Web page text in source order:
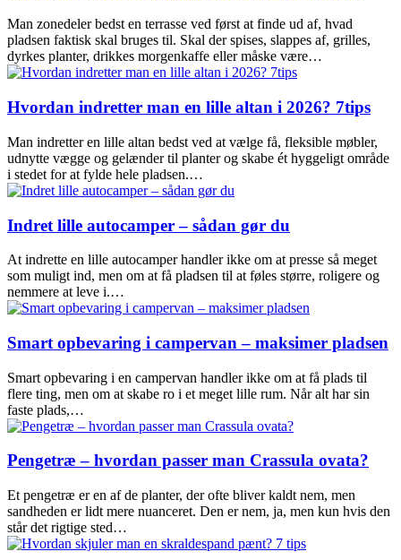
Man zonedeler bedst en terrasse ved først at finde ud af, hvad
pladsen faktisk skal bruges til. Skal der spises, slappes af, grilles,
dyrkes planter, drikkes morgenkaffe eller måske være…
Hvordan indretter man en lille altan i 2026? 7tips
Man indretter en lille altan bedst ved at vælge få, fleksible møbler,
udnytte vægge og gelænder til planter og skabe ét hyggeligt område
i stedet for at fylde hele pladsen.…
Indret lille autocamper – sådan gør du
At indrette en lille autocamper handler ikke om at presse så meget
som muligt ind, men om at få pladsen til at føles større, roligere og
nemmere at leve i.…
Smart opbevaring i campervan – maksimer pladsen
Smart opbevaring i en campervan handler ikke om at få plads til
flere ting, men om at skabe ro i et meget lille rum. Når alt har sin
faste plads,…
Pengetræ – hvordan passer man Crassula ovata?
Et pengetræ er en af de planter, der ofte bliver kaldt nem, men
sandheden er lidt mere nuanceret. Den er nem, ja, men kun hvis den
står det rigtige sted…